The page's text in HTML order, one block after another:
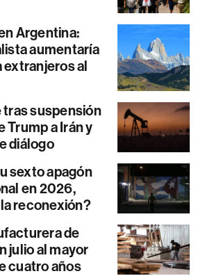
Argentina:
aumentaría
al
tras suspensión
Trump a Irán y
diálogo
sexto apagón
en 2026,
reconexión?
de
julio al mayor
cuatro años